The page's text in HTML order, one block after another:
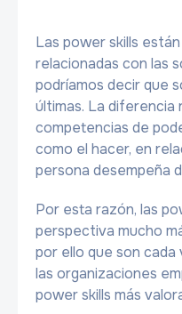
Las power skills
relacionadas con las
podríamos decir que
últimas. La diferencia
competencias de
como el hacer, en
persona desempeña
Por esta razón, las
perspectiva mucho
por ello que son cada
las organizaciones
power skills más